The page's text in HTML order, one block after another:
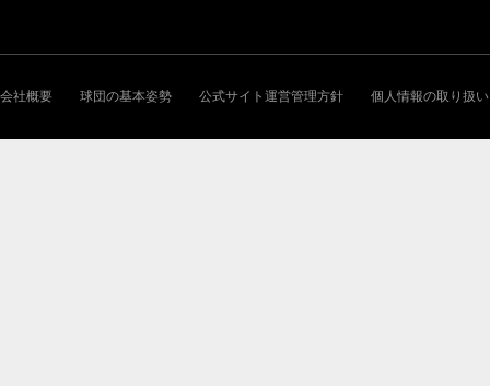
会社概要 球団の基本姿勢 公式サイト運営管理方針 個人情報の取り扱い